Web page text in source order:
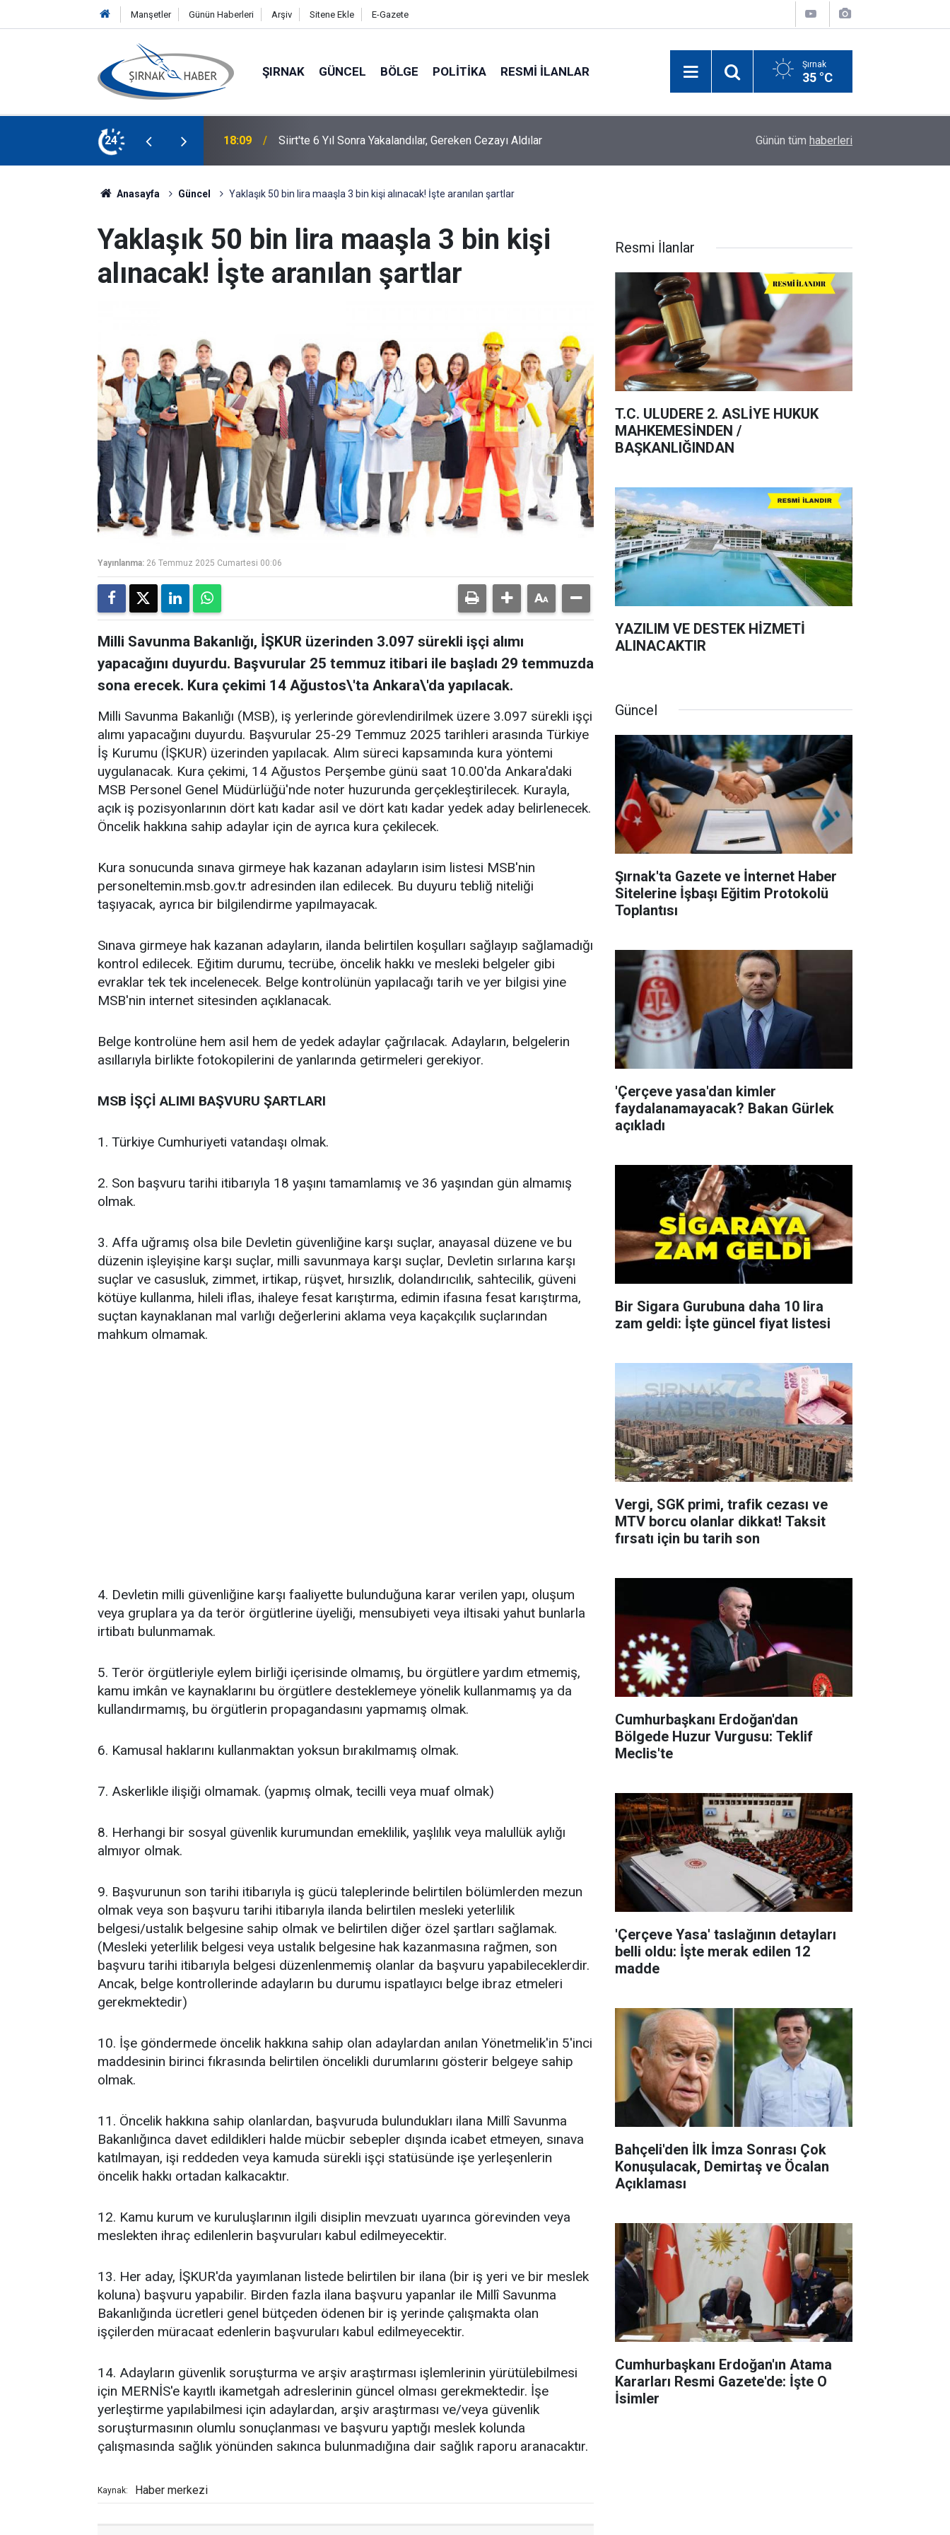
Manşetler Günün Haberleri Arşiv Sitene Ekle E-Gazete
ŞIRNAK GÜNCEL BÖLGE POLITIKA RESMI İLANLAR Şırnak
35 °C
24
hastane statüsüne yükseltildi 18:09 Siirt'te 6 Yıl Sonra Yakalandılar, Gereken Cezayı Aldılar Şırnak’ta Kesintisiz İçme Suyu İçin Cevizdüzü
Günün tüm haberleri
Anasayfa Güncel Yaklaşık 50 bin lira maaşla 3 bin kişi alınacak! İşte aranılan şartlar
Yaklaşık 50 bin lira maaşla 3 bin kişi
alınacak! İşte aranılan şartlar
Yayınlanma: 26 Temmuz 2025 Cumartesi 00:06
Milli Savunma Bakanlığı, İŞKUR üzerinden 3.097 sürekli işçi alımı
yapacağını duyurdu. Başvurular 25 temmuz itibari ile başladı 29 temmuzda
sona erecek. Kura çekimi 14 Ağustos\'ta Ankara\'da yapılacak.
Milli Savunma Bakanlığı (MSB), iş yerlerinde görevlendirilmek üzere 3.097 sürekli işçi
alımı yapacağını duyurdu. Başvurular 25-29 Temmuz 2025 tarihleri arasında Türkiye
İş Kurumu (İŞKUR) üzerinden yapılacak. Alım süreci kapsamında kura yöntemi
uygulanacak. Kura çekimi, 14 Ağustos Perşembe günü saat 10.00'da Ankara'daki
MSB Personel Genel Müdürlüğü'nde noter huzurunda gerçekleştirilecek. Kurayla,
açık iş pozisyonlarının dört katı kadar asil ve dört katı kadar yedek aday belirlenecek.
Öncelik hakkına sahip adaylar için de ayrıca kura çekilecek.
Kura sonucunda sınava girmeye hak kazanan adayların isim listesi MSB'nin
personeltemin.msb.gov.tr adresinden ilan edilecek. Bu duyuru tebliğ niteliği
taşıyacak, ayrıca bir bilgilendirme yapılmayacak.
Sınava girmeye hak kazanan adayların, ilanda belirtilen koşulları sağlayıp sağlamadığı
kontrol edilecek. Eğitim durumu, tecrübe, öncelik hakkı ve mesleki belgeler gibi
evraklar tek tek incelenecek. Belge kontrolünün yapılacağı tarih ve yer bilgisi yine
MSB'nin internet sitesinden açıklanacak.
Belge kontrolüne hem asil hem de yedek adaylar çağrılacak. Adayların, belgelerin
asıllarıyla birlikte fotokopilerini de yanlarında getirmeleri gerekiyor.
MSB İŞÇİ ALIMI BAŞVURU ŞARTLARI
1. Türkiye Cumhuriyeti vatandaşı olmak.
2. Son başvuru tarihi itibarıyla 18 yaşını tamamlamış ve 36 yaşından gün almamış
olmak.
3. Affa uğramış olsa bile Devletin güvenliğine karşı suçlar, anayasal düzene ve bu
düzenin işleyişine karşı suçlar, milli savunmaya karşı suçlar, Devletin sırlarına karşı
suçlar ve casusluk, zimmet, irtikap, rüşvet, hırsızlık, dolandırıcılık, sahtecilik, güveni
kötüye kullanma, hileli iflas, ihaleye fesat karıştırma, edimin ifasına fesat karıştırma,
suçtan kaynaklanan mal varlığı değerlerini aklama veya kaçakçılık suçlarından
mahkum olmamak.
4. Devletin milli güvenliğine karşı faaliyette bulunduğuna karar verilen yapı, oluşum
veya gruplara ya da terör örgütlerine üyeliği, mensubiyeti veya iltisaki yahut bunlarla
irtibatı bulunmamak.
5. Terör örgütleriyle eylem birliği içerisinde olmamış, bu örgütlere yardım etmemiş,
kamu imkân ve kaynaklarını bu örgütlere desteklemeye yönelik kullanmamış ya da
kullandırmamış, bu örgütlerin propagandasını yapmamış olmak.
6. Kamusal haklarını kullanmaktan yoksun bırakılmamış olmak.
7. Askerlikle ilişiği olmamak. (yapmış olmak, tecilli veya muaf olmak)
8. Herhangi bir sosyal güvenlik kurumundan emeklilik, yaşlılık veya malullük aylığı
almıyor olmak.
9. Başvurunun son tarihi itibarıyla iş gücü taleplerinde belirtilen bölümlerden mezun
olmak veya son başvuru tarihi itibarıyla ilanda belirtilen mesleki yeterlilik
belgesi/ustalık belgesine sahip olmak ve belirtilen diğer özel şartları sağlamak.
(Mesleki yeterlilik belgesi veya ustalık belgesine hak kazanmasına rağmen, son
başvuru tarihi itibarıyla belgesi düzenlenmemiş olanlar da başvuru yapabileceklerdir.
Ancak, belge kontrollerinde adayların bu durumu ispatlayıcı belge ibraz etmeleri
gerekmektedir)
10. İşe göndermede öncelik hakkına sahip olan adaylardan anılan Yönetmelik'in 5'inci
maddesinin birinci fıkrasında belirtilen öncelikli durumlarını gösterir belgeye sahip
olmak.
11. Öncelik hakkına sahip olanlardan, başvuruda bulundukları ilana Millî Savunma
Bakanlığınca davet edildikleri halde mücbir sebepler dışında icabet etmeyen, sınava
katılmayan, işi reddeden veya kamuda sürekli işçi statüsünde işe yerleşenlerin
öncelik hakkı ortadan kalkacaktır.
12. Kamu kurum ve kuruluşlarının ilgili disiplin mevzuatı uyarınca görevinden veya
meslekten ihraç edilenlerin başvuruları kabul edilmeyecektir.
13. Her aday, İŞKUR'da yayımlanan listede belirtilen bir ilana (bir iş yeri ve bir meslek
koluna) başvuru yapabilir. Birden fazla ilana başvuru yapanlar ile Millî Savunma
Bakanlığında ücretleri genel bütçeden ödenen bir iş yerinde çalışmakta olan
işçilerden müracaat edenlerin başvuruları kabul edilmeyecektir.
14. Adayların güvenlik soruşturma ve arşiv araştırması işlemlerinin yürütülebilmesi
için MERNİS'e kayıtlı ikametgah adreslerinin güncel olması gerekmektedir. İşe
yerleştirme yapılabilmesi için adaylardan, arşiv araştırması ve/veya güvenlik
soruşturmasının olumlu sonuçlanması ve başvuru yaptığı meslek kolunda
çalışmasında sağlık yönünden sakınca bulunmadığına dair sağlık raporu aranacaktır.
Kaynak: Haber merkezi
Resmi İlanlar
T.C. ULUDERE 2. ASLİYE HUKUK
MAHKEMESİNDEN /
BAŞKANLIĞINDAN
YAZILIM VE DESTEK HİZMETİ
ALINACAKTIR
Güncel
Şırnak'ta Gazete ve İnternet Haber
Sitelerine İşbaşı Eğitim Protokolü
Toplantısı
'Çerçeve yasa'dan kimler
faydalanamayacak? Bakan Gürlek
açıkladı
Bir Sigara Gurubuna daha 10 lira
zam geldi: İşte güncel fiyat listesi
Vergi, SGK primi, trafik cezası ve
MTV borcu olanlar dikkat! Taksit
fırsatı için bu tarih son
Cumhurbaşkanı Erdoğan'dan
Bölgede Huzur Vurgusu: Teklif
Meclis'te
'Çerçeve Yasa' taslağının detayları
belli oldu: İşte merak edilen 12
madde
Bahçeli'den İlk İmza Sonrası Çok
Konuşulacak, Demirtaş ve Öcalan
Açıklaması
Cumhurbaşkanı Erdoğan'ın Atama
Kararları Resmi Gazete'de: İşte O
İsimler